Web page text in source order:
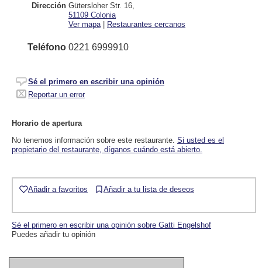
Dirección Gütersloher Str. 16
51109 Colonia
Ver mapa | Restaurantes cercanos
Teléfono 0221 6999910
Sé el primero en escribir una opinión
Reportar un error
Horario de apertura
No tenemos información sobre este restaurante. Si usted es el
propietario del restaurante, díganos cuándo está abierto.
Añadir a favoritos Añadir a tu lista de deseos
Sé el primero en escribir una opinión sobre Gatti Engelshof
Puedes añadir tu opinión